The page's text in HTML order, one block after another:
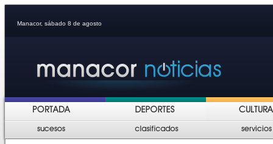
Manacor, sábado 8 de agosto